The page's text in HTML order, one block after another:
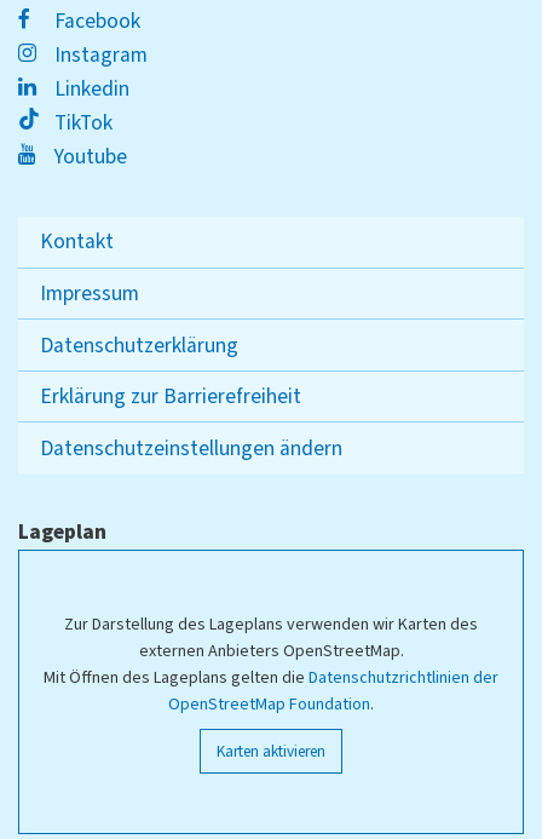
Facebook
Instagram
Linkedin
TikTok
Youtube
Kontakt
Impressum
Datenschutzerklärung
Erklärung zur Barrierefreiheit
Datenschutzeinstellungen ändern
Lageplan
Zur Darstellung des Lageplans verwenden wir Karten des
externen Anbieters OpenStreetMap.
Mit Öffnen des Lageplans gelten die Datenschutzrichtlinien der
OpenStreetMap Foundation.
Karten aktivieren